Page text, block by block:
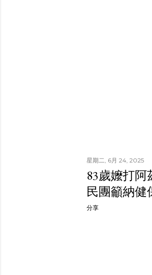
星期二, 6月 24, 2025
83歲嬤打阿
民團籲納健
分享